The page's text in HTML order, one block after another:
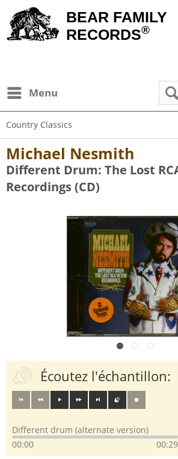
BEAR FAMILY
RECORDS®
Menu
Country Classics
Michael Nesmith
Different Drum: The Lost
Recordings (CD)
Écoutez l'échantillon:
Different drum (alternate version)
00:00
00:29